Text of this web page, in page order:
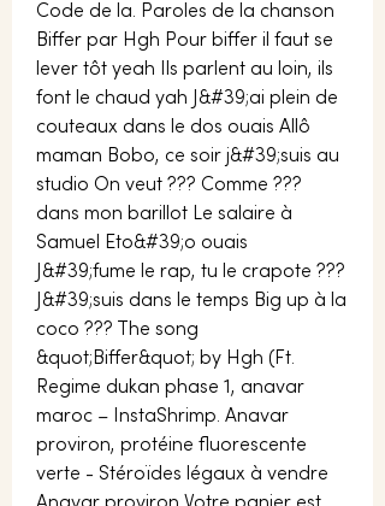
Code de la. Paroles de la chanson
Biffer par Hgh Pour biffer il faut se
lever tôt yeah Ils parlent au loin, ils
font le chaud yah J&#39;ai plein de
couteaux dans le dos ouais Allô
maman Bobo, ce soir j&#39;suis au
studio On veut ??? Comme ???
dans mon barillot Le salaire à
Samuel Eto&#39;o ouais
J&#39;fume le rap, tu le crapote ???
J&#39;suis dans le temps Big up à la
coco ??? The song
&quot;Biffer&quot; by Hgh (Ft.
Regime dukan phase 1, anavar
maroc – InstaShrimp. Anavar
proviron, protéine fluorescente
verte - Stéroïdes légaux à vendre